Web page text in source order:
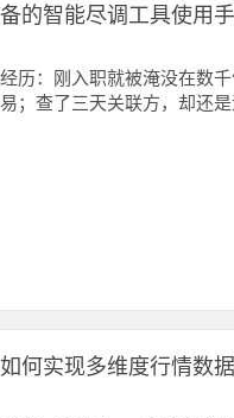
的智能尽调工具使用
历：刚入职就被淹没在数
；查了三天关联方，却
何实现多维度行情数